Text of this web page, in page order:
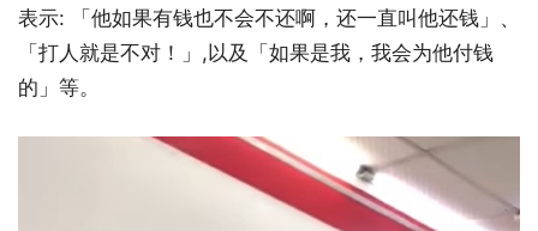
表示: 「他如果有钱也不会不还啊，还一直叫他还钱」、
「打人就是不对！」,以及「如果是我，我会为他付钱
的」等。